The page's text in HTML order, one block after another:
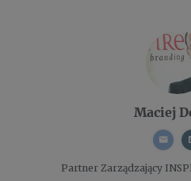
Maciej
Partner Zarządzający